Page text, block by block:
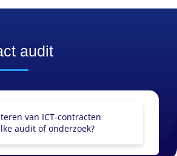
audit
van ICT-contracten
audit of onderzoek?